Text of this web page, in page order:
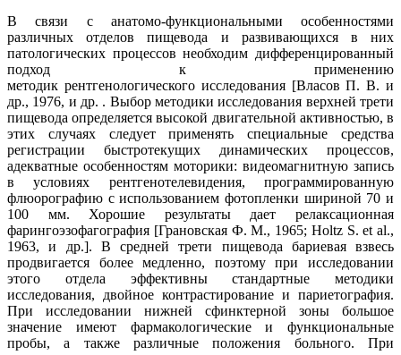
В связи с анатомо-функциональными особенностями
различных отделов пищевода и развивающихся в них
патологических процессов необходим дифференцированный
подход к применению
методик рентгенологического исследования [Власов П. В. и
др., 1976, и др. . Выбор методики исследования верхней трети
пищевода определяется высокой двигательной активностью, в
этих случаях следует применять специальные средства
регистрации быстротекущих динамических процессов,
адекватные особенностям моторики: видеомагнитную запись
в условиях рентгенотелевидения, программированную
флюорографию с использованием фотопленки шириной 70 и
100 мм. Хорошие результаты дает релаксационная
фарингоэзофагография [Грановская Ф. М., 1965; Holtz S. et al.,
1963, и др.]. В средней трети пищевода бариевая взвесь
продвигается более медленно, поэтому при исследовании
этого отдела эффективны стандартные методики
исследования, двойное контрастирование и париетография.
При исследовании нижней сфинктерной зоны большое
значение имеют фармакологические и функциональные
пробы, а также различные положения больного. При